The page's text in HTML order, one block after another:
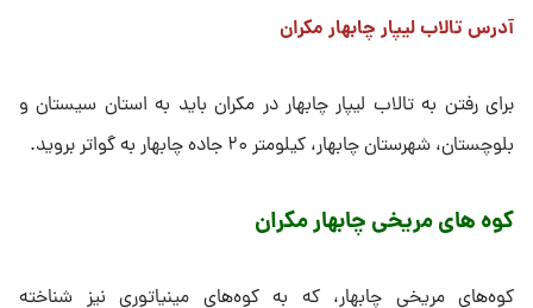
آدرس تالاب لیپار چابهار مکران
برای رفتن به تالاب لیپار چابهار در مکران باید به استان سیستان و
بلوچستان، شهرستان چابهار، کیلومتر ۲۰ جاده چابهار به گواتر بروید.
کوه های مریخی چابهار مکران
کوه‌های مریخی چابهار، که به کوه‌های مینیاتوری نیز شناخته